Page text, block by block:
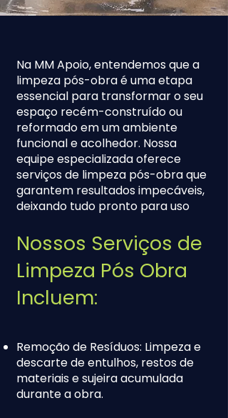
Na MM Apoio, entendemos que a
limpeza pós-obra é uma etapa
essencial para transformar o seu
espaço recém-construído ou
reformado em um ambiente
funcional e acolhedor. Nossa
equipe especializada oferece
serviços de limpeza pós-obra que
garantem resultados impecáveis,
deixando tudo pronto para uso
Nossos Serviços de
Limpeza Pós Obra
Incluem:
Remoção de Resíduos: Limpeza e
descarte de entulhos, restos de
materiais e sujeira acumulada
durante a obra.